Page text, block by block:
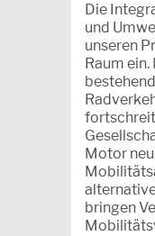
Die
und
unseren
Raum
Motor
bringen